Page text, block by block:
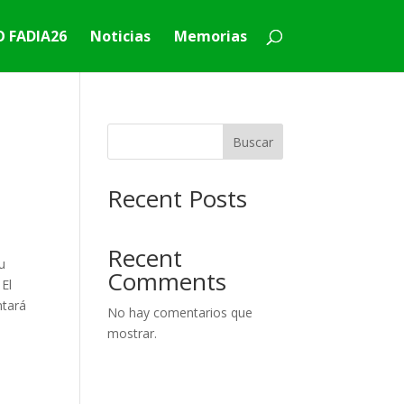
FADIA26 Noticias Memorias
Buscar
Recent Posts
Recent
Comments
No hay comentarios que
mostrar.